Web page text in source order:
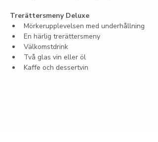
Trerättersmeny Deluxe
Mörkerupplevelsen med underhållning
En härlig trerättersmeny
Välkomstdrink
Två glas vin eller öl
Kaffe och dessertvin